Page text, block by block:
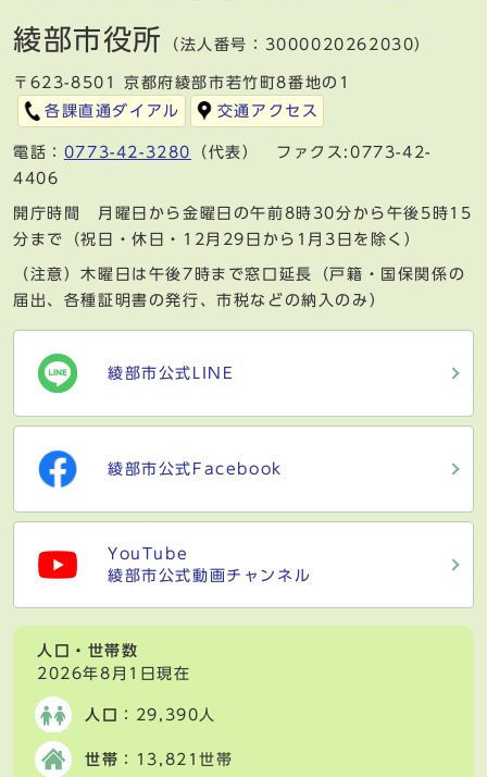
綾部市役所 （法人番号：3000020262030）
〒623-8501 京都府綾部市若竹町8番地の1
各課直通ダイアル
交通アクセス
電話： 0773-42-3280
（代表） ファクス:0773-42-
4406
開庁時間 月曜日から金曜日の午前8時30分から午後5時15
分まで（祝日・休日・12月29日から1月3日を除く）
（注意）木曜日は午後7時まで窓口延長（戸籍・国保関係の
届出、各種証明書の発行、市税などの納入のみ）
綾部市公式LINE
綾部市公式Facebook
YouTube
綾部市公式動画チャンネル
人口・世帯数
2026年8月1日現在
人口 ：29,390人
世帯 ：13,821世帯